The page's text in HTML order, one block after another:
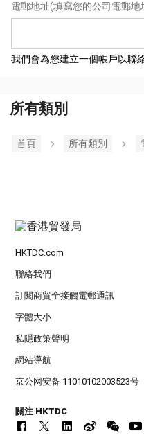
電郵地址(填寫您的公司電郵地
我們會為您建立一個帳戶以聯
所有類別
首頁 所有類別
HKTDC.com
聯絡我們
訂閱商貿全接觸電郵通訊
字體大小
私隱政策聲明
網站導航
京公网安备 11010102003523号
關注 HKTDC